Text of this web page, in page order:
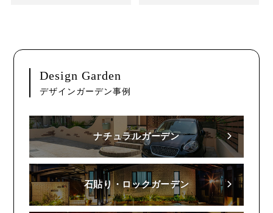
Design Garden
デザインガーデン事例
ナチュラルガーデン
石貼り・ロックガーデン